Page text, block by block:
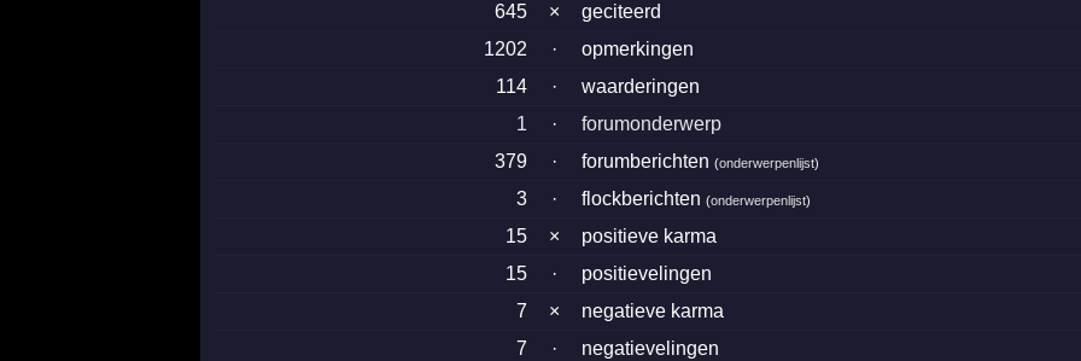
645
×
geciteerd
1202
·
opmerkingen
114
·
waarderingen
1
·
forumonderwerp
379
· forumberichten(onderwerpenlijst)
3 · flockberichten(onderwerpenlijst)
15 ×
positieve karma
15
·
positievelingen
7
×
negatieve karma
7
·
negatievelingen